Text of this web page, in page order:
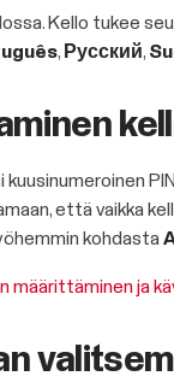
Kello tukee
, Русский,
että vaikka
kohdasta
määrittäminen ja